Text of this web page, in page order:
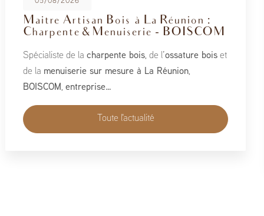
08/05/2026
BoisCOM au Salon de la Maison
2026
À l’occasion du Salon de la Maison 2026, qui se tient
du 1er au 10 mai, BoisCOM est heureux de participer à
cet événement incontournable dédié à l’habitat, à
l’aménagement et au savoir-faire local…
Toute l'actualité